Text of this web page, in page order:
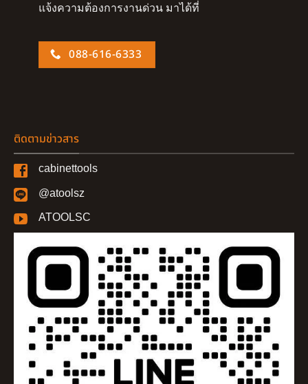
แจ้งความต้องการงานด่วน มาได้ที่
088-616-6333
ติดตามข่าวสาร
cabinettools
@atoolsz
ATOOLSC